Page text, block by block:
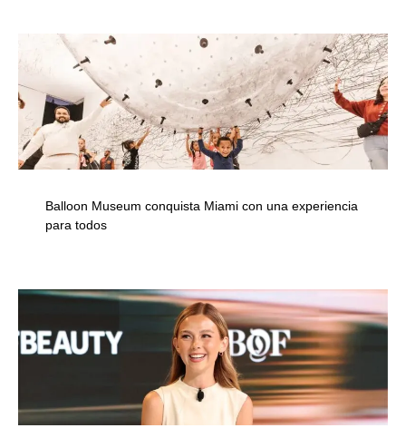
Balloon Museum conquista Miami con una experiencia
para todos